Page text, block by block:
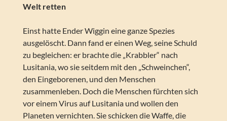
Welt retten
Einst hatte Ender Wiggin eine ganze Spezies
ausgelöscht. Dann fand er einen Weg, seine Schuld
zu begleichen: er brachte die „Krabbler“ nach
Lusitania, wo sie seitdem mit den „Schweinchen“,
den Eingeborenen, und den Menschen
zusammenleben. Doch die Menschen fürchten sich
vor einem Virus auf Lusitania und wollen den
Planeten vernichten. Sie schicken die Waffe, die